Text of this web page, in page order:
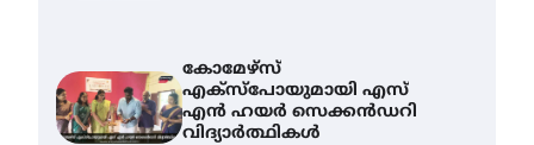
കോമേഴ്സ്
എക്സ്പോയുമായി എസ്
എൻ ഹയർ സെക്കൻഡറി
വിദ്യാർത്ഥികൾ